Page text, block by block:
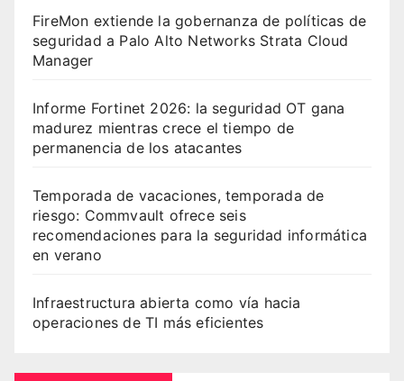
FireMon extiende la gobernanza de políticas de
seguridad a Palo Alto Networks Strata Cloud
Manager
Informe Fortinet 2026: la seguridad OT gana
madurez mientras crece el tiempo de
permanencia de los atacantes
Temporada de vacaciones, temporada de
riesgo: Commvault ofrece seis
recomendaciones para la seguridad informática
en verano
Infraestructura abierta como vía hacia
operaciones de TI más eficientes